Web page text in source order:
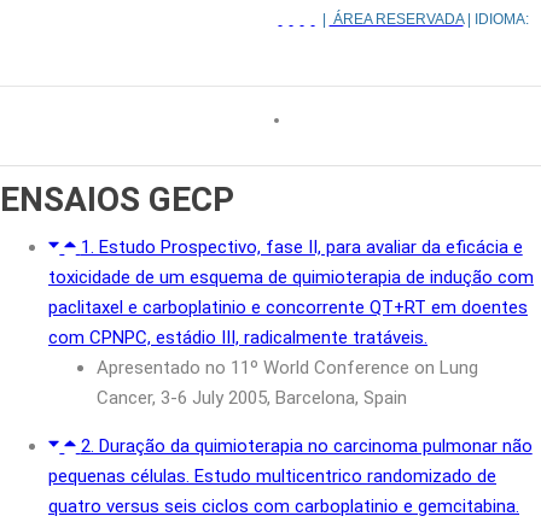
ÁREA RESERVADA| IDIOMA:
ENSAIOS GECP
1. Estudo Prospectivo, fase II, para avaliar da eficácia e
toxicidade de um esquema de quimioterapia de indução com
paclitaxel e carboplatinio e concorrente QT+RT em doentes
com CPNPC, estádio III, radicalmente tratáveis.
Apresentado no 11º World Conference on Lung
Cancer, 3-6 July 2005, Barcelona, Spain
2. Duração da quimioterapia no carcinoma pulmonar não
pequenas células. Estudo multicentrico randomizado de
quatro versus seis ciclos com carboplatinio e gemcitabina.